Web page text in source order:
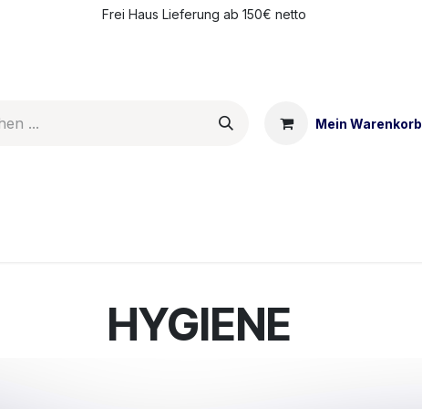
Frei Haus Lieferung ab 150€ netto
Mein Warenkorb
HYGIENE